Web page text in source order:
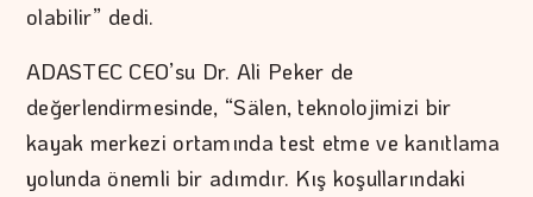
olabilir” dedi.
ADASTEC CEO’su Dr. Ali Peker de
değerlendirmesinde, “Sälen, teknolojimizi bir
kayak merkezi ortamında test etme ve kanıtlama
yolunda önemli bir adımdır. Kış koşullarındaki